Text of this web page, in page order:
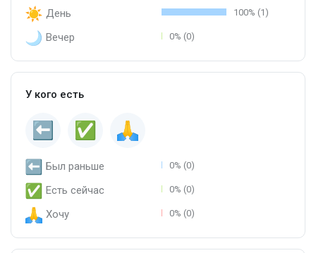
День 100% (1)
Вечер 0% (0)
У кого есть
Был раньше 0% (0)
Есть сейчас 0% (0)
Хочу 0% (0)